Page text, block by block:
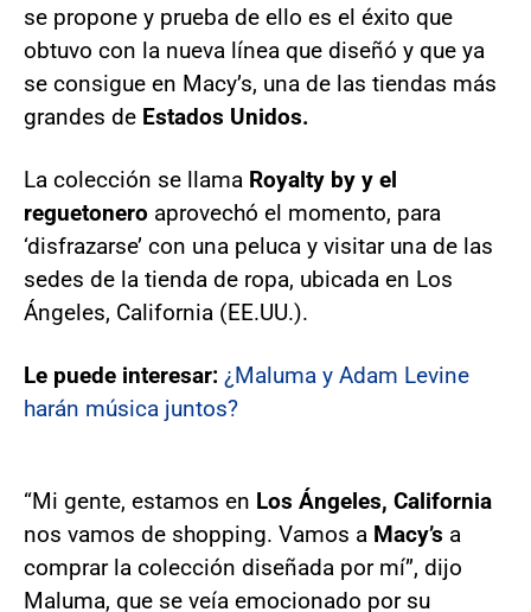
se propone y prueba de ello es el éxito que
obtuvo con la nueva línea que diseñó y que ya
se consigue en Macy’s, una de las tiendas más
grandes de Estados Unidos.
La colección se llama Royalty by y el
reguetonero aprovechó el momento, para
‘disfrazarse’ con una peluca y visitar una de las
sedes de la tienda de ropa, ubicada en Los
Ángeles, California (EE.UU.).
Le puede interesar: ¿Maluma y Adam Levine
harán música juntos?
“Mi gente, estamos en Los Ángeles, California
nos vamos de shopping. Vamos a Macy’s a
comprar la colección diseñada por mí”, dijo
Maluma, que se veía emocionado por su